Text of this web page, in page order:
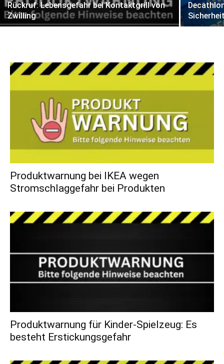
Rückruf: Lebensgefahr bei Kontaktgrill von
Zwilling
Produktwarnung bei IKEA wegen
Stromschlaggefahr bei Produkten
Produktwarnung für Kinder-Spielzeug: Es
besteht Erstickungsgefahr